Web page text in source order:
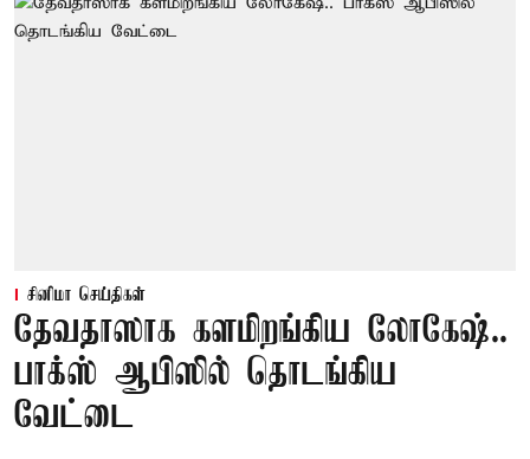
சினிமா செய்திகள்
தேவதாஸாக களமிறங்கிய லோகேஷ்..
பாக்ஸ் ஆபிஸில் தொடங்கிய
வேட்டை